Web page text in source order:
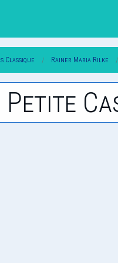
Classique Rainer Maria Rilke
Petite